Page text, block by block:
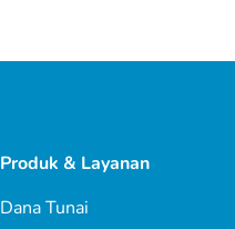
Produk & Layanan
Dana Tunai